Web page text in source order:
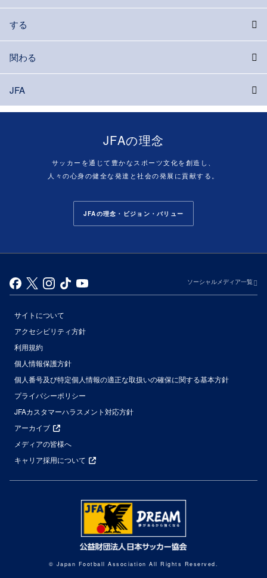
する
関わる
JFA
JFAの理念
サッカーを通じて豊かなスポーツ文化を創造し、
人々の心身の健全な発達と社会の発展に貢献する。
JFAの理念・ビジョン・バリュー
ソーシャルメディア一覧
サイトについて
アクセシビリティ方針
利用規約
個人情報保護方針
個人番号及び特定個人情報の適正な取扱いの確保に関する基本方針
プライバシーポリシー
JFAカスタマーハラスメント対応方針
アーカイブ
メディアの皆様へ
キャリア採用について
© Japan Football Association All Rights Reserved.